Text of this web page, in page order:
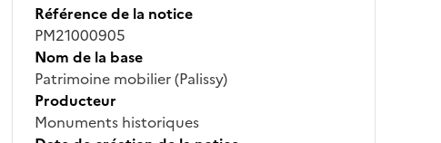
Référence de la notice
PM21000905
Nom de la base
Patrimoine mobilier (Palissy)
Producteur
Monuments historiques